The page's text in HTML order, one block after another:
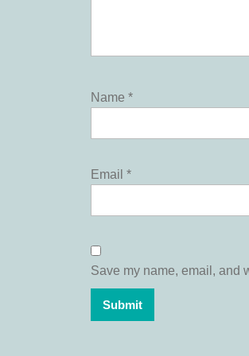
Name *
Email *
Save my name, email, and